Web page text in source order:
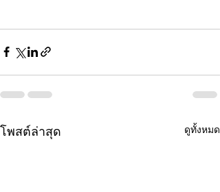
โพสต์ล่าสุด ดูทั้งหมด